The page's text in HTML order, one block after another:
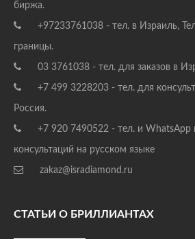
биржа.
+97233761038 - тел. в Израиль,
границы.
03 3761038 - тел. для заказов в
+7 499 3228203 - тел. для
Россия.
+7 920 7490522 - тел. и WhatsApp
консультаций на русском языке
zakaz@isradiamond.ru
СТАТЬИ О БРИЛЛИАНТАХ